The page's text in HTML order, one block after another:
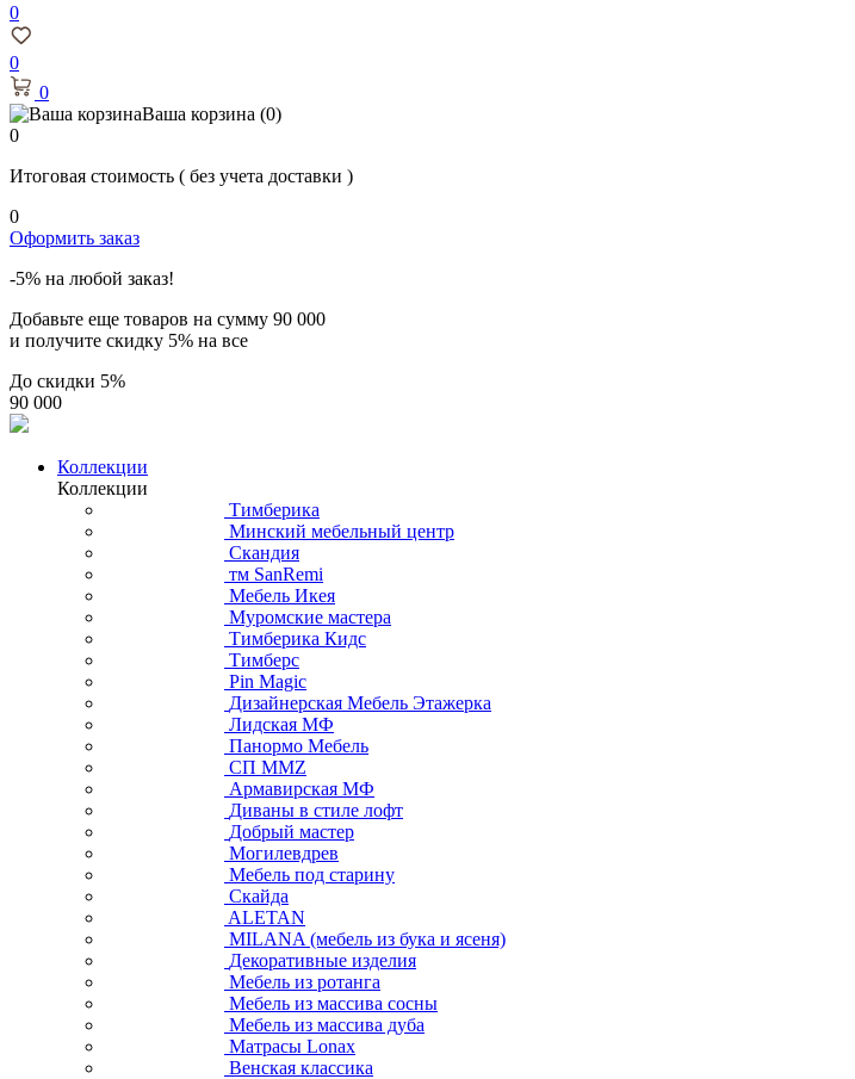
0
0
0
Ваша корзина (0)
0
Итоговая стоимость ( без учета доставки )
0
Оформить заказ
-5% на любой заказ!
Добавьте еще товаров на сумму 90 000
и получите скидку 5% на все
До скидки 5%
90 000
Коллекции
Коллекции
Тимберика
Минский мебельный центр
Скандия
тм SanRemi
Мебель Икея
Муромские мастера
Тимберика Кидс
Тимберс
Pin Magic
Дизайнерская Мебель Этажерка
Лидская МФ
Панормо Мебель
СП ММZ
Армавирская МФ
Диваны в стиле лофт
Добрый мастер
Могилевдрев
Мебель под старину
Скайда
ALETAN
MILANA (мебель из бука и ясеня)
Декоративные изделия
Мебель из ротанга
Мебель из массива сосны
Мебель из массива дуба
Матрасы Lonax
Венская классика